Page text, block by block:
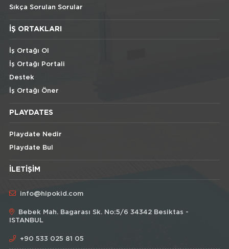
Sıkça Sorulan Sorular
İŞ ORTAKLARI
İş Ortağı Ol
İş Ortağı Portali
Destek
İş Ortağı Öner
PLAYDATES
Playdate Nedir
Playdate Bul
İLETIŞIM
info@hipokid.com
Bebek Mah. Bagarası Sk. No:5/6 34342 Besiktas -
ISTANBUL
+90 533 025 81 05